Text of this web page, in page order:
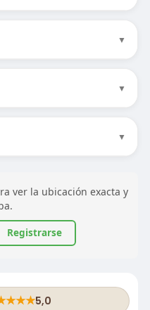
▼
▼
▼
ver la ubicación exacta y
Registrarse
★★★5,0